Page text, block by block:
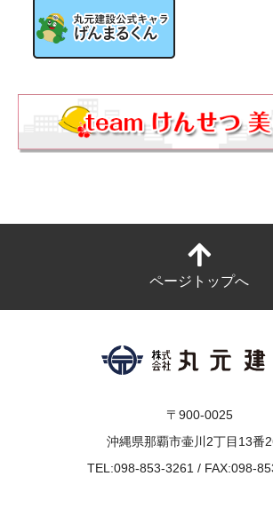
ページトップへ
〒900-0025
沖縄県那覇市壷川2丁目13番
TEL:098-853-3261 / FAX:098-